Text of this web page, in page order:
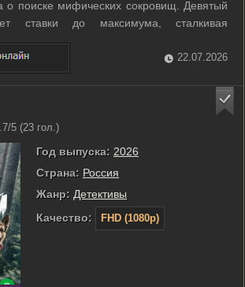
о поиске мифических сокровищ. Девятый
ставки до максимума, сталкивая
дерзкими похищениями и
Одинокий волк привык
на свои силы, но теперь ему ...
22.07.2026
5 (23 гол.)
Год выпуска: 2026
Страна: Россия
Жанр: Детективы
Качество:
FHD (1080p)